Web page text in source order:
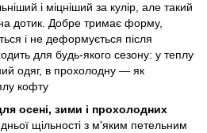
і міцніший за кулір, але такий
дотик. Добре тримає форму,
і не деформується після
для будь-якого сезону: у теплу
одяг, в прохолодну — як
кофту
осені, зими і прохолодних
щільності з м'яким петельним